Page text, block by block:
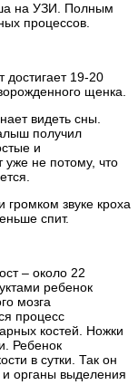
на УЗИ. Полным
процессов.
19-20
щенка.
видеть сны.
получил
и
уже не потому, что
громком звуке кроха
спит.
– около 22
ребенок
мозга
процесс
костей. Ножки
Ребенок
в сутки. Так он
органы выделения